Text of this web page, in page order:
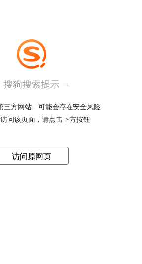
搜狗搜索提示
三方网站，可能会存在安全风险
问该页面，请点击下方按钮
访问原网页